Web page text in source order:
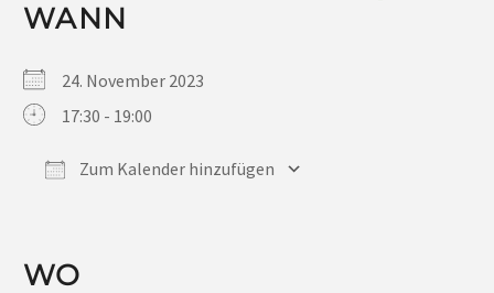
WANN
24. November 2023
17:30 - 19:00
Zum Kalender hinzufügen
WO